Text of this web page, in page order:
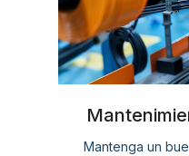
Mantenga un